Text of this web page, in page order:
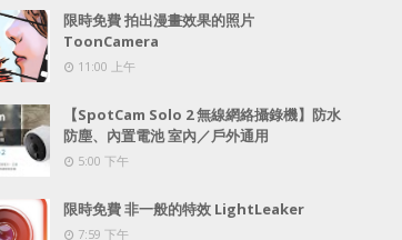
限時免費 拍出漫畫效果的照片
ToonCamera
11:00 上午
【SpotCam Solo 2 無線網絡攝錄機】防水
防塵、內置電池 室內／戶外通用
5:00 下午
限時免費 非一般的特效 LightLeaker
7:59 下午